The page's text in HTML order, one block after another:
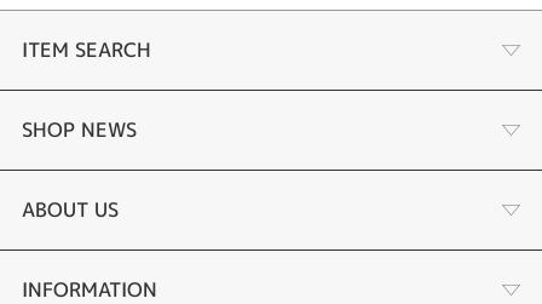
ITEM SEARCH
婚約指輪
結婚指輪
セットリング
SHOP NEWS
選ばれる理由まとめ
お客様の声
ABOUT US
会社概要
INFORMATION